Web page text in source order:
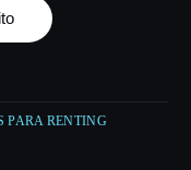
PARA RENTING